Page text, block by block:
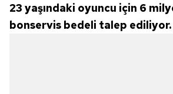
23 yaşındaki oyuncu için 6
bonservis bedeli talep ediliyor.